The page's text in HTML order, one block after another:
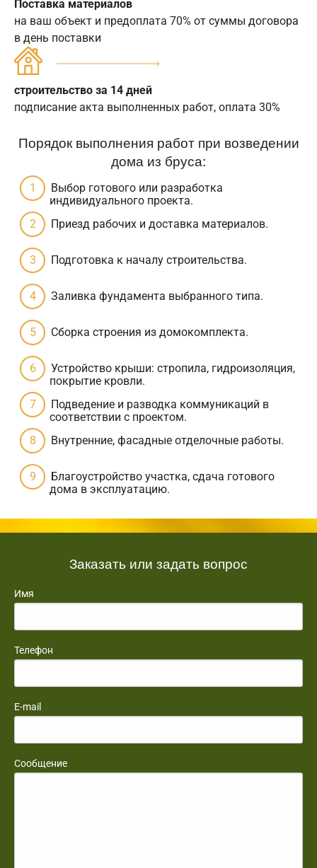
Поставка материалов
на ваш объект и предоплата 70% от суммы договора
в день поставки
строительство за 14 дней
подписание акта выполненных работ, оплата 30%
Порядок выполнения работ при возведении
дома из бруса:
Выбор готового или разработка
индивидуального проекта.
Приезд рабочих и доставка материалов.
Подготовка к началу строительства.
Заливка фундамента выбранного типа.
Сборка строения из домокомплекта.
Устройство крыши: стропила, гидроизоляция,
покрытие кровли.
Подведение и разводка коммуникаций в
соответствии с проектом.
Внутренние, фасадные отделочные работы.
Благоустройство участка, сдача готового
дома в эксплуатацию.
Заказать или задать вопрос
Имя
Телефон
E-mail
Сообщение